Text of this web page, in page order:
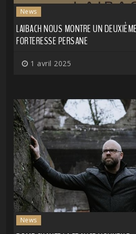
News
LAIBACH NOUS MONTRE UN
FORTERESSE PERSANE
1 avril 2025
News